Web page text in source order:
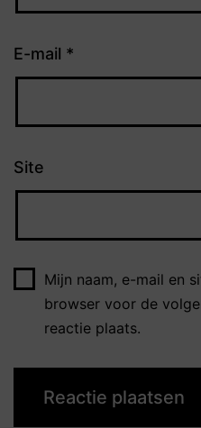
E-mail *
Site
Mijn naam, e-mail en
browser voor de
reactie plaats.